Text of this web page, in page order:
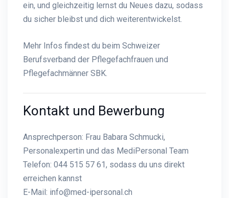
ein, und gleichzeitig lernst du Neues dazu, sodass
du sicher bleibst und dich weiterentwickelst.
Mehr Infos findest du beim Schweizer
Berufsverband der Pflegefachfrauen und
Pflegefachmänner SBK.
Kontakt und Bewerbung
Ansprechperson: Frau Babara Schmucki,
Personalexpertin und das MediPersonal Team
Telefon: 044 515 57 61, sodass du uns direkt
erreichen kannst
E-Mail: info@med-ipersonal.ch